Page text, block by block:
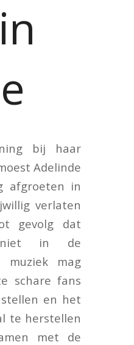
bij haar
Adelinde
afgroeten in
verlaten
gevolg dat
niet in de
muziek mag
schare fans
en het
te herstellen
met de